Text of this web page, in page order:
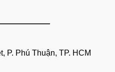
P. Phú Thuận, TP. HCM